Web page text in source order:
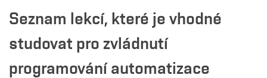
Seznam lekcí, které je vhodné
studovat pro zvládnutí
programování automatizace